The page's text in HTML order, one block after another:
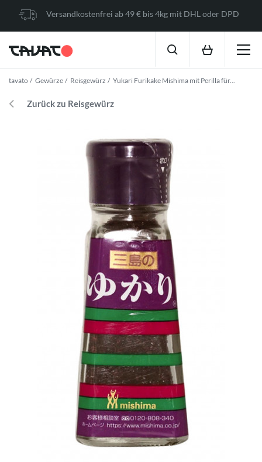
Versandkostenfrei ab 49 € bis 4kg mit DHL oder DPD
tavato Gewürze Reisgewürz Yukari Furikake Mishima mit Perilla für...
Zurück zu Reisgewürz